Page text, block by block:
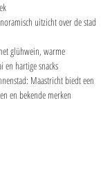
en hartige snacks
en bekende merken